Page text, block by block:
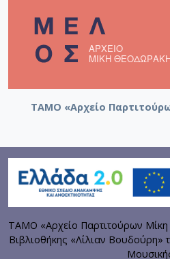
ΤΑΜΟ «Αρχείο
ΤΑΜΟ «Αρχείο Παρτιτούρων
Βιβλιοθήκης «Λίλιαν Βουδούρη»